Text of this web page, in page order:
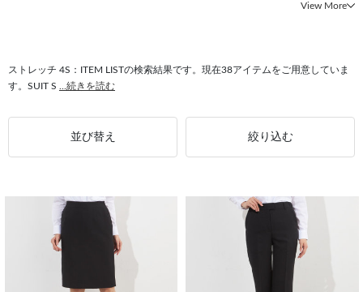
#ブレザー 4S #アウター 4S
View More
ストレッチ 4S：ITEM LISTの検索結果です。現在38アイテムをご用意していま
す。SUIT S
...続きを読む
並び替え 絞り込む